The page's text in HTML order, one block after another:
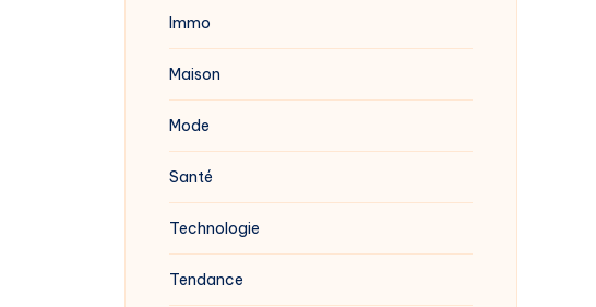
Immo
Maison
Mode
Santé
Technologie
Tendance